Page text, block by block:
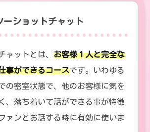
ーショットチャット
ャットとは、 お客様１人と完全な
事ができるコースです。いわゆる
の密室状態で、他のお客様に気を
、落ち着いて話ができる事が特徴
ァンとお話する時に有効に使いま